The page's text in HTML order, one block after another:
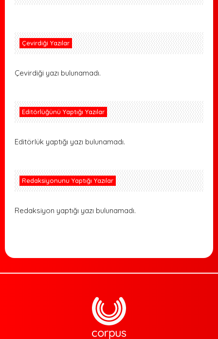
Çevirdiği Yazılar
Çevirdiği yazı bulunamadı.
Editörlüğünü Yaptığı Yazılar
Editörlük yaptığı yazı bulunamadı.
Redaksiyonunu Yaptığı Yazılar
Redaksiyon yaptığı yazı bulunamadı.